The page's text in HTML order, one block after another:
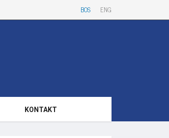
BOS ENG
KONTAKT